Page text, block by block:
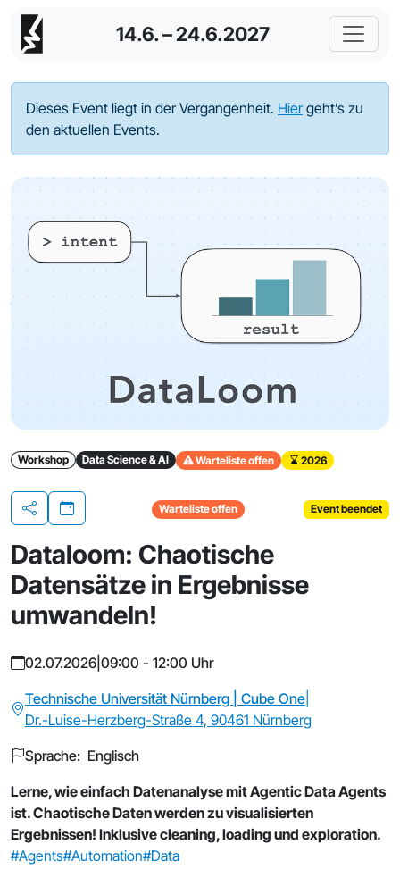
14.6. – 24.6.2027
Dieses Event liegt in der Vergangenheit. Hiergeht’s zu
den aktuellen Events.
Workshop Data Science & AI Warteliste offen 2026
Teilen
Warteliste offen Event beendet
Dataloom: Chaotische
Datensätze in Ergebnisse
umwandeln!
02.07.2026 09:00 - 12:00 Uhr
Technische Universität Nürnberg | Cube One
Dr.-Luise-Herzberg-Straße 4, 90461 Nürnberg
Sprache: Englisch
Lerne, wie einfach Datenanalyse mit Agentic Data Agents
ist. Chaotische Daten werden zu visualisierten
Ergebnissen! Inklusive cleaning, loading und exploration.
#Agents#Automation#Data